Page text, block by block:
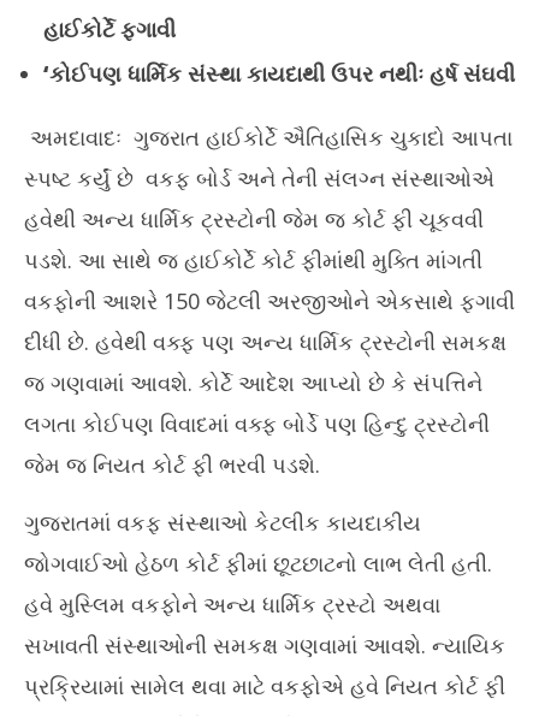
December
17, 2025
હાઈકોર્ટે ફગાવી
‘કોઈપણ ધાર્મિક સંસ્થા કાયદાથી ઉપર નથીઃ હર્ષ સંઘવી
અમદાવાદઃ ગુજરાત હાઈકોર્ટે ઐતિહાસિક ચુકાદો આપતા
સ્પષ્ટ કર્યું છે વકફ બોર્ડ અને તેની સંલગ્ન સંસ્થાઓએ
હવેથી અન્ય ધાર્મિક ટ્રસ્ટોની જેમ જ કોર્ટ ફી ચૂકવવી
પડશે. આ સાથે જ હાઈકોર્ટે કોર્ટ ફીમાંથી મુક્તિ માંગતી
વકફોની આશરે 150 જેટલી અરજીઓને એકસાથે ફગાવી
દીધી છે. હવેથી વક્ફ પણ અન્ય ધાર્મિક ટ્રસ્ટોની સમકક્ષ
જ ગણવામાં આવશે. કોર્ટે આદેશ આપ્યો છે કે સંપત્તિને
લગતા કોઈપણ વિવાદમાં વક્ફ બોર્ડે પણ હિન્દુ ટ્રસ્ટોની
જેમ જ નિયત કોર્ટ ફી ભરવી પડશે.
ગુજરાતમાં વકફ સંસ્થાઓ કેટલીક કાયદાકીય
જોગવાઈઓ હેઠળ કોર્ટ ફીમાં છૂટછાટનો લાભ લેતી હતી.
હવે મુસ્લિમ વકફોને અન્ય ધાર્મિક ટ્રસ્ટો અથવા
સખાવતી સંસ્થાઓની સમકક્ષ ગણવામાં આવશે. ન્યાયિક
પ્રક્રિયામાં સામેલ થવા માટે વકફોએ હવે નિયત કોર્ટ ફી